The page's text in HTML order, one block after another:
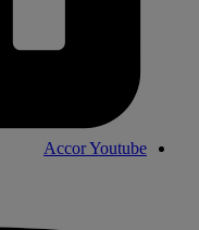
Accor Youtube